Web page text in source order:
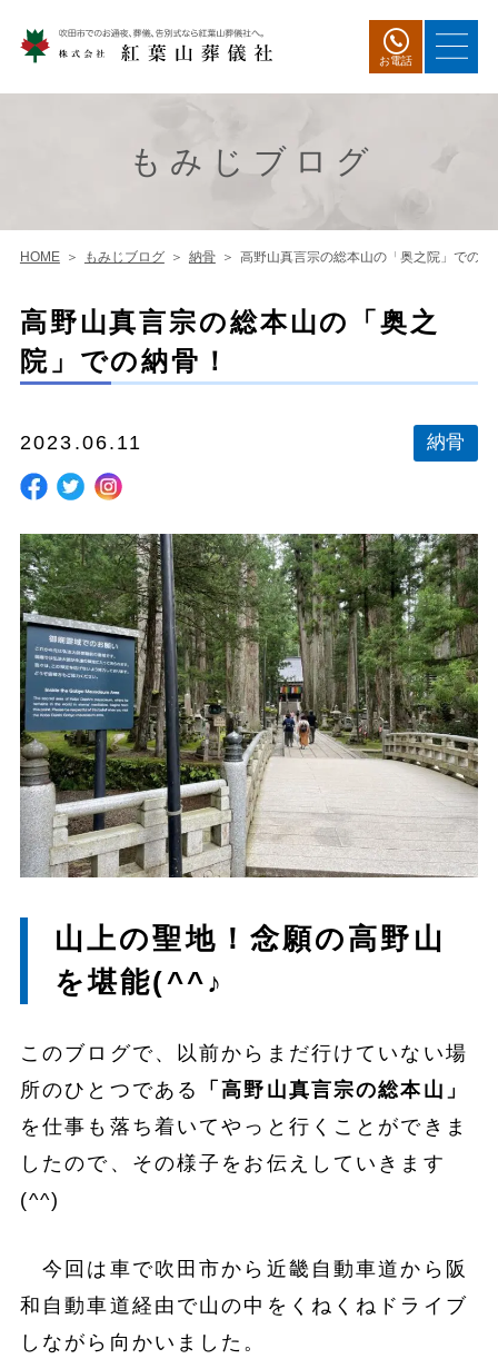
お電話
もみじブログ
HOME もみじブログ 納骨 高野山真言宗の総本山の「奥之院」での納
高野山真言宗の総本山の「奥之
院」での納骨！
2023.06.11 納骨
山上の聖地！念願の高野山
を堪能(^^♪
このブログで、以前からまだ行けていない場
所のひとつである
「高野山真言宗の総本山」
を仕事も落ち着いてやっと行くことができま
したので、その様子をお伝えしていきます
(^^)
今回は車で吹田市から近畿自動車道から阪
和自動車道経由で山の中をくねくねドライブ
しながら向かいました。